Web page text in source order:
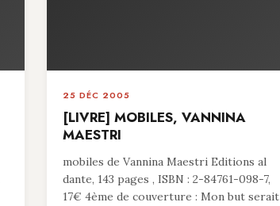
25 DÉC 2005
[LIVRE] MOBILES, VANNINA
MAESTRI
mobiles de Vannina Maestri Editions al
dante, 143 pages , ISBN : 2-84761-098-7,
17€ 4ème de couverture : Mon but serait